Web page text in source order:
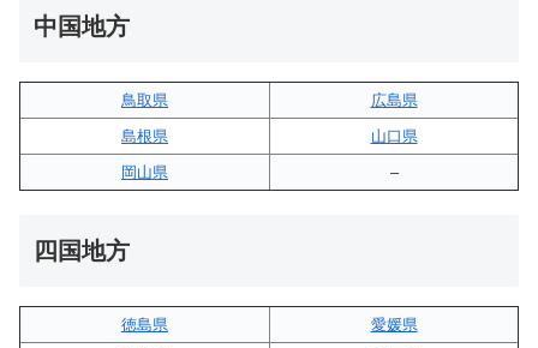
中国地方
鳥取県
広島県
島根県
山口県
岡山県
–
四国地方
徳島県
愛媛県